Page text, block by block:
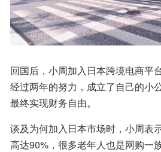
回国后，小周加入日本跨境电商平
经过两年的努力，成立了自己的小
最终实现财务自由。
谈及为何加入日本市场时，小周表
高达90%，很多老年人也是网购一